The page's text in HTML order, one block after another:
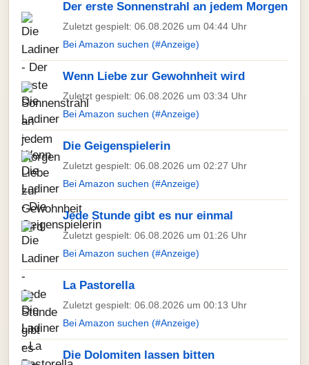
Der erste Sonnenstrahl an jedem Morgen
Zuletzt gespielt: 06.08.2026 um 04:44 Uhr
Bei Amazon suchen (#Anzeige)
Wenn Liebe zur Gewohnheit wird
Zuletzt gespielt: 06.08.2026 um 03:34 Uhr
Bei Amazon suchen (#Anzeige)
Die Geigenspielerin
Zuletzt gespielt: 06.08.2026 um 02:27 Uhr
Bei Amazon suchen (#Anzeige)
Jede Stunde gibt es nur einmal
Zuletzt gespielt: 06.08.2026 um 01:26 Uhr
Bei Amazon suchen (#Anzeige)
La Pastorella
Zuletzt gespielt: 06.08.2026 um 00:13 Uhr
Bei Amazon suchen (#Anzeige)
Die Dolomiten lassen bitten